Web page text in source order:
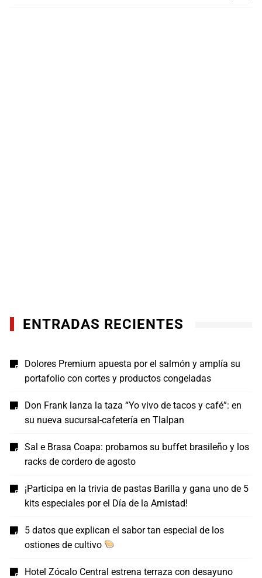
ENTRADAS RECIENTES
Dolores Premium apuesta por el salmón y amplía su
portafolio con cortes y productos congeladas
Don Frank lanza la taza “Yo vivo de tacos y café”: en
su nueva sucursal-cafetería en Tlalpan
Sal e Brasa Coapa: probamos su buffet brasileño y los
racks de cordero de agosto
¡Participa en la trivia de pastas Barilla y gana uno de 5
kits especiales por el Día de la Amistad!
5 datos que explican el sabor tan especial de los
ostiones de cultivo
Hotel Zócalo Central estrena terraza con desayuno